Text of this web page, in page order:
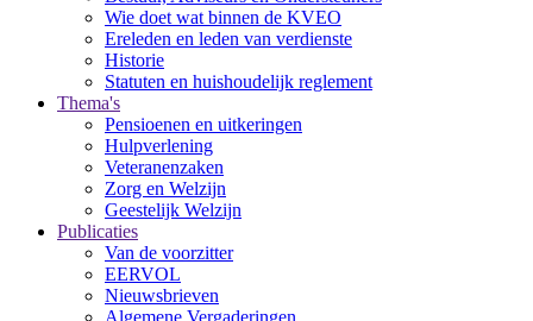
Wie doet wat binnen de KVEO
Ereleden en leden van verdienste
Historie
Statuten en huishoudelijk reglement
Thema's
Pensioenen en uitkeringen
Hulpverlening
Veteranenzaken
Zorg en Welzijn
Geestelijk Welzijn
Publicaties
Van de voorzitter
EERVOL
Nieuwsbrieven
Algemene Vergaderingen